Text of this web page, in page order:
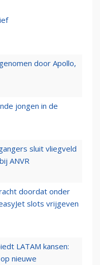
door Apollo,
jongen in de
sluit vliegveld
ANVR
doordat onder
slots vrijgeven
LATAM kansen:
nieuwe